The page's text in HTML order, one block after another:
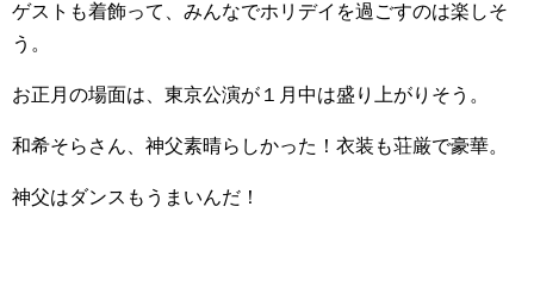
ゲストも着飾って、みんなでホリデイを過ごすのは楽しそ
う。
お正月の場面は、東京公演が１月中は盛り上がりそう。
和希そらさん、神父素晴らしかった！衣装も荘厳で豪華。
神父はダンスもうまいんだ！